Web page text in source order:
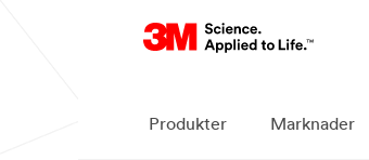
Produkter Marknader